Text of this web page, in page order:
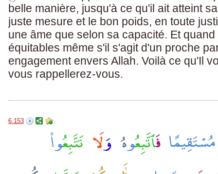
belle manière, jusqu'à ce qu'il ait atteint
juste mesure et le bon poids, en toute
une âme que selon sa capacité. Et
équitables même s'il s'agit d'un proche
engagement envers Allah. Voilà ce qu'Il
vous rappellerez-vous.
6.153